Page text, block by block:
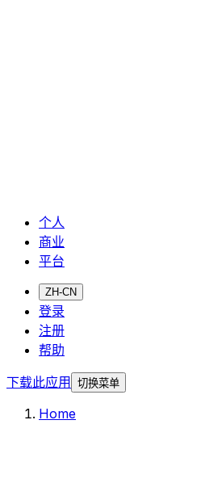
个人
商业
平台
ZH-CN
登录
注册
帮助
下载此应用 切换菜单
Home